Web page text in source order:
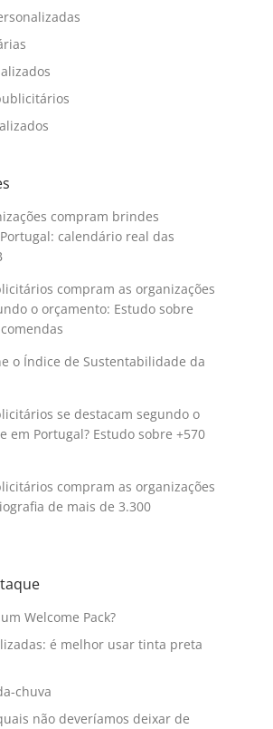
compram brindes
calendário real das
compram as organizações
o orçamento: Estudo sobre
o Índice de Sustentabilidade da
se destacam segundo o
em Portugal? Estudo sobre +570
compram as organizações
de mais de 3.300
Welcome Pack?
é melhor usar tinta preta
chuva
não deveríamos deixar de